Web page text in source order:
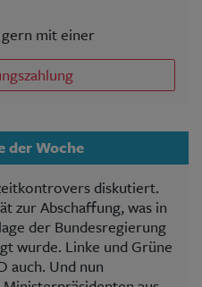
mit einer
der Woche
diskutiert.
zur Abschaffung, was in
der Bundesregierung
wurde. Linke und Grüne
auch. Und nun